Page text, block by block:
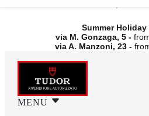
Summer
via M. Gonzaga, 5 -
via A. Manzoni, 23 -
MENU